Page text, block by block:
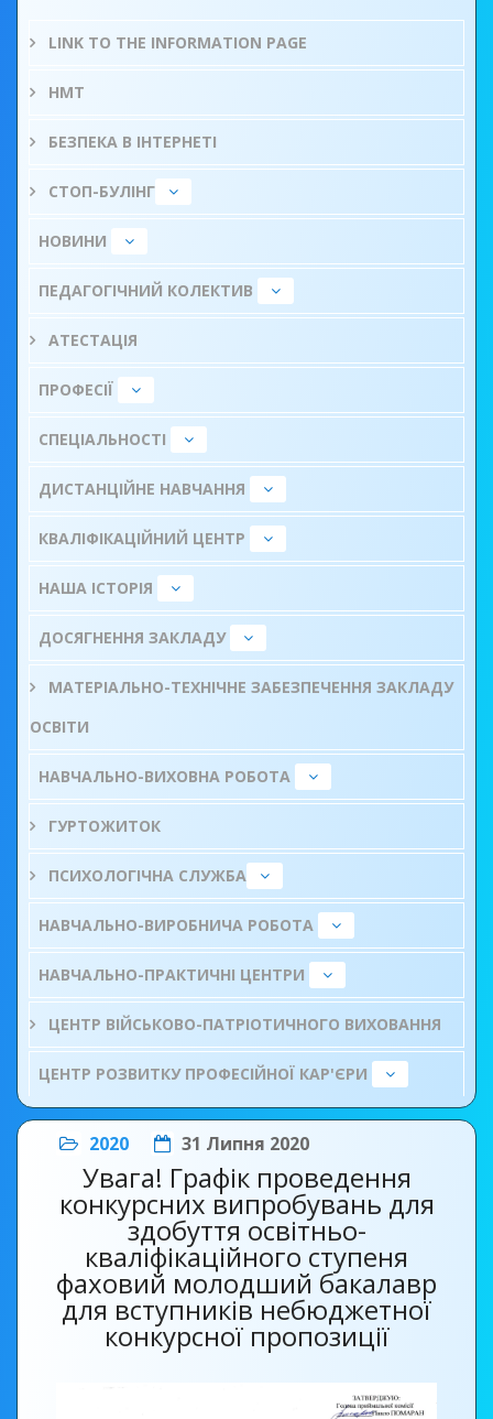
LINK TO THE INFORMATION PAGE
НМТ
БЕЗПЕКА В ІНТЕРНЕТІ
СТОП-БУЛІНГ
НОВИНИ
ПЕДАГОГІЧНИЙ КОЛЕКТИВ
АТЕСТАЦІЯ
ПРОФЕСІЇ
СПЕЦІАЛЬНОСТІ
ДИСТАНЦІЙНЕ НАВЧАННЯ
КВАЛІФІКАЦІЙНИЙ ЦЕНТР
НАША ІСТОРІЯ
ДОСЯГНЕННЯ ЗАКЛАДУ
МАТЕРІАЛЬНО-ТЕХНІЧНЕ ЗАБЕЗПЕЧЕННЯ ЗАКЛАДУ
ОСВІТИ
НАВЧАЛЬНО-ВИХОВНА РОБОТА
ГУРТОЖИТОК
ПСИХОЛОГІЧНА СЛУЖБА
НАВЧАЛЬНО-ВИРОБНИЧА РОБОТА
НАВЧАЛЬНО-ПРАКТИЧНІ ЦЕНТРИ
ЦЕНТР ВІЙСЬКОВО-ПАТРІОТИЧНОГО ВИХОВАННЯ
ЦЕНТР РОЗВИТКУ ПРОФЕСІЙНОЇ КАР'ЄРИ
2020 31 Липня 2020
Увага! Графік проведення
конкурсних випробувань для
здобуття освітньо-
кваліфікаційного ступеня
фаховий молодший бакалавр
для вступників небюджетної
конкурсної пропозиції